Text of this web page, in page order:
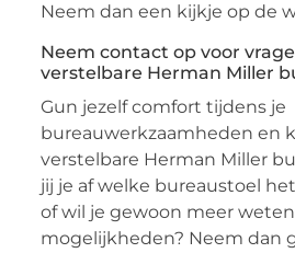
Neem dan een kijkje op de
Neem contact op voor
verstelbare Herman Miller
Gun jezelf comfort tijdens je
bureauwerkzaamheden en
verstelbare Herman Miller
jij je af welke bureaustoel
of wil je gewoon meer
mogelijkheden? Neem dan